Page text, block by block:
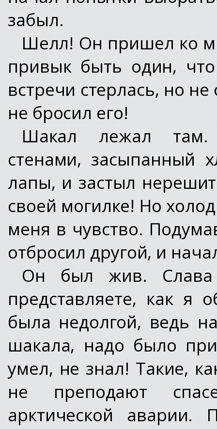
забыл.
Шелл! Он пришел ко
привык быть один,
встречи стерлась, но
не бросил его!
Шакал лежал там.
стенами, засыпанный
лапы, и застыл
своей могилке! Но
меня в чувство.
отбросил другой, и
Он был жив.
представляете, как я
была недолгой, ведь
шакала, надо было
умел, не знал! Такие,
не преподают
арктической аварии.